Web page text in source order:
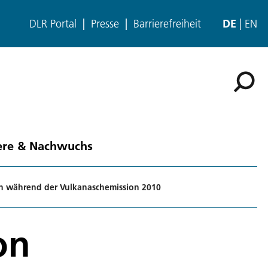
DLR Portal Presse Barrierefreiheit DE EN
& Nachwuchs
während der Vulkanaschemission 2010